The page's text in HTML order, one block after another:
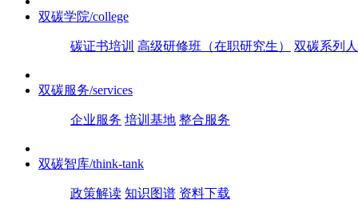
双碳学院/college
碳证书培训 高级研修班（在职研究生） 双碳系列
双碳服务/services
企业服务 培训基地 整合服务
双碳智库/think-tank
政策解读 知识图谱 资料下载